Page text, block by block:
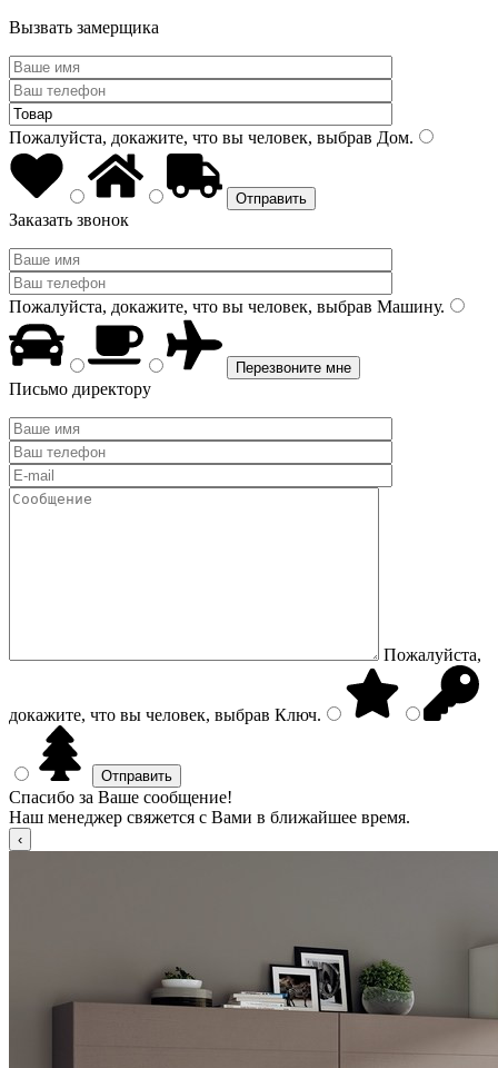
Вызвать замерщика
Пожалуйста, докажите, что вы человек, выбрав Дом.
Заказать звонок
Пожалуйста, докажите, что вы человек, выбрав Машину.
Письмо директору
Пожалуйста,
докажите, что вы человек, выбрав Ключ.
Спасибо за Ваше сообщение!
Наш менеджер свяжется с Вами в ближайшее время.